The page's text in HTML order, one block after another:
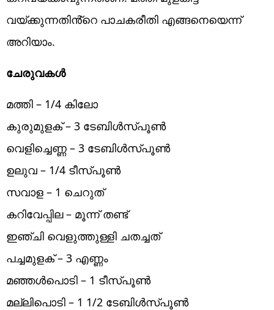
വയ്ക്കുന്നതിൻ്റെ പാചകരീതി എങ്ങനെയെന്ന്
അറിയാം.
‌ചേരുവകൾ
മത്തി – 1/4 കിലോ
കുരുമുളക് – 3 ടേബിൾസ്പൂൺ
വെളിച്ചെണ്ണ – 3 ടേബിൾസ്പൂൺ
ഉലുവ – 1/4 ടീസ്പൂൺ
സവാള – 1 ചെറുത്
കറിവേപ്പില – മൂന്ന് തണ്ട്
ഇഞ്ചി വെളുത്തുള്ളി ചതച്ചത്
പച്ചമുളക് – 3 എണ്ണം
മഞ്ഞൾപൊടി – 1 ടീസ്പൂൺ
മല്ലിപൊടി – 1 1/2 ടേബിൾസ്പൂൺ